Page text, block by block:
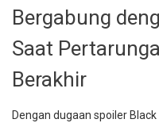
Bergabung
Saat
Berakhir
Dengan dugaan spoiler